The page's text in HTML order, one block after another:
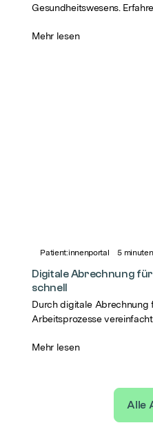
Gesundheitswesens.
Mehr lesen
Patient:innenportal 5 minuten
Digitale Abrechnung
schnell
Durch digitale Abrechnung
Arbeitsprozesse
Mehr lesen
Alle